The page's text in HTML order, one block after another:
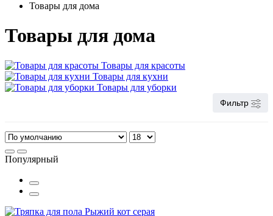
Товары для дома
Товары для дома
Товары для красоты
Товары для кухни
Товары для уборки
Фильтр
Популярный